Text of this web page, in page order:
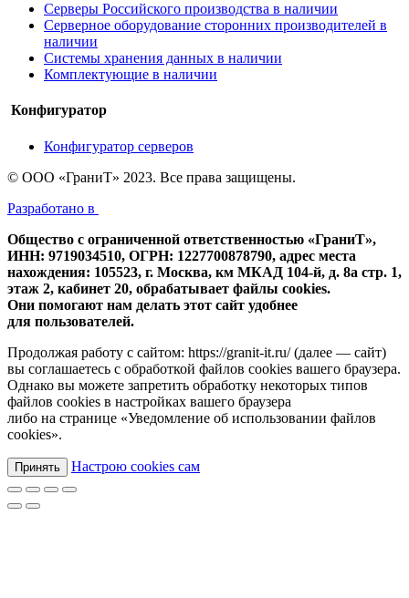
Серверы Российского производства в наличии
Серверное оборудование сторонних производителей в
наличии
Системы хранения данных в наличии
Комплектующие в наличии
Конфигуратор
Конфигуратор серверов
© ООО «ГраниТ» 2023. Все права защищены.
Разработано в
Общество с ограниченной ответственностью «ГраниТ»,
ИНН: 9719034510, ОГРН: 1227700878790, адрес места
нахождения: 105523, г. Москва, км МКАД 104-й, д. 8а стр. 1,
этаж 2, кабинет 20, обрабатывает файлы cookies.
Они помогают нам делать этот сайт удобнее
для пользователей.
Продолжая работу с сайтом: https://granit-it.ru/ (далее — сайт)
вы соглашаетесь с обработкой файлов cookies вашего браузера.
Однако вы можете запретить обработку некоторых типов
файлов cookies в настройках вашего браузера
либо на странице «Уведомление об использовании файлов
cookies».
Принять Настрою cookies сам